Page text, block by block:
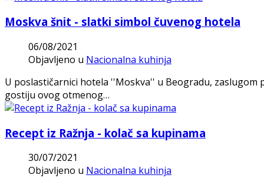
Moskva šnit - slatki simbol čuvenog hotela
06/08/2021
Objavljeno u Nacionalna kuhinja
U poslastičarnici hotela ''Moskva'' u Beogradu,
gostiju ovog otmenog…
Recept iz Ražnja - kolač sa kupinama
30/07/2021
Objavljeno u Nacionalna kuhinja